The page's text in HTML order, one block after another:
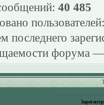
40 485
последнего
форума